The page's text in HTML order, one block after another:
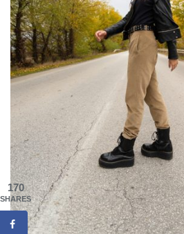
170
SHARES